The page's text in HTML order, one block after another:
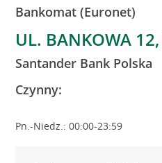
Bankomat (Euronet)
UL. BANKOWA 12,
Santander Bank Polska
Czynny:
Pn.-Niedz.: 00:00-23:59